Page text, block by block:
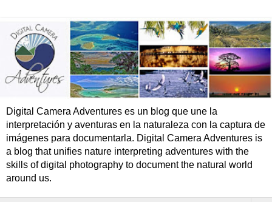
Digital Camera Adventures es un blog que une la
interpretación y aventuras en la naturaleza con la captura de
imágenes para documentarla. Digital Camera Adventures is
a blog that unifies nature interpreting adventures with the
skills of digital photography to document the natural world
around us.